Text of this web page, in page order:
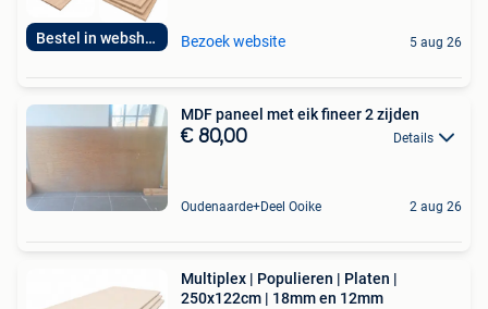
Bestel in webshop! Bezoek website 5 aug 26
MDF paneel met eik fineer 2 zijden
€ 80,00 Details
Oudenaarde+Deel Ooike 2 aug 26
Multiplex | Populieren | Platen |
250x122cm | 18mm en 12mm